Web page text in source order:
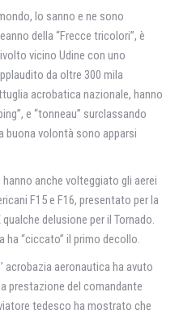
lo sanno e ne sono
della “Frecce tricolori”, è
vicino Udine con uno
da oltre 300 mila
acrobatica nazionale, hanno
e “tonneau” surclassando
buona volontà sono apparsi
anche volteggiato gli aerei
F15 e F16, presentato per la
delusione per il Tornado.
ha “ciccato” il primo decollo.
acrobazia aeronautica ha avuto
prestazione del comandante
tedesco ha mostrato che